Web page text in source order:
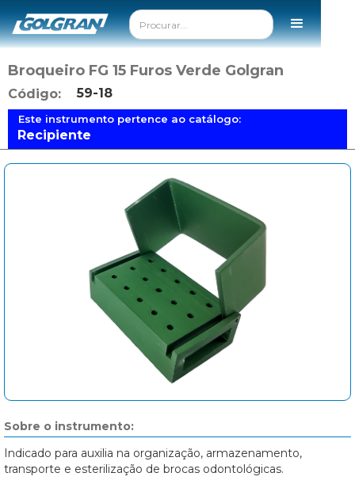
Broqueiro FG 15 Furos Verde Golgran
Código: 59-18
Este instrumento pertence ao catálogo:
Recipiente
Sobre o instrumento:
Indicado para auxilia na organização, armazenamento,
transporte e esterilização de brocas odontológicas.